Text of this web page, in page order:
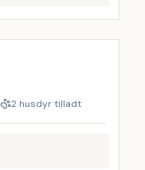
2 husdyr tilladt